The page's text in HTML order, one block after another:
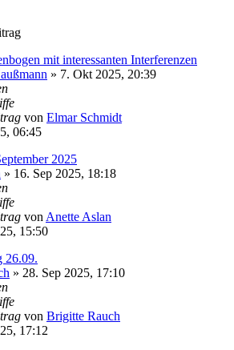
mit interessanten Interferenzen
» 7. Okt 2025, 20:39
von Elmar Schmidt
06:45
2025
» 16. Sep 2025, 18:18
von Anette Aslan
15:50
26.09.
» 28. Sep 2025, 17:10
von Brigitte Rauch
17:12